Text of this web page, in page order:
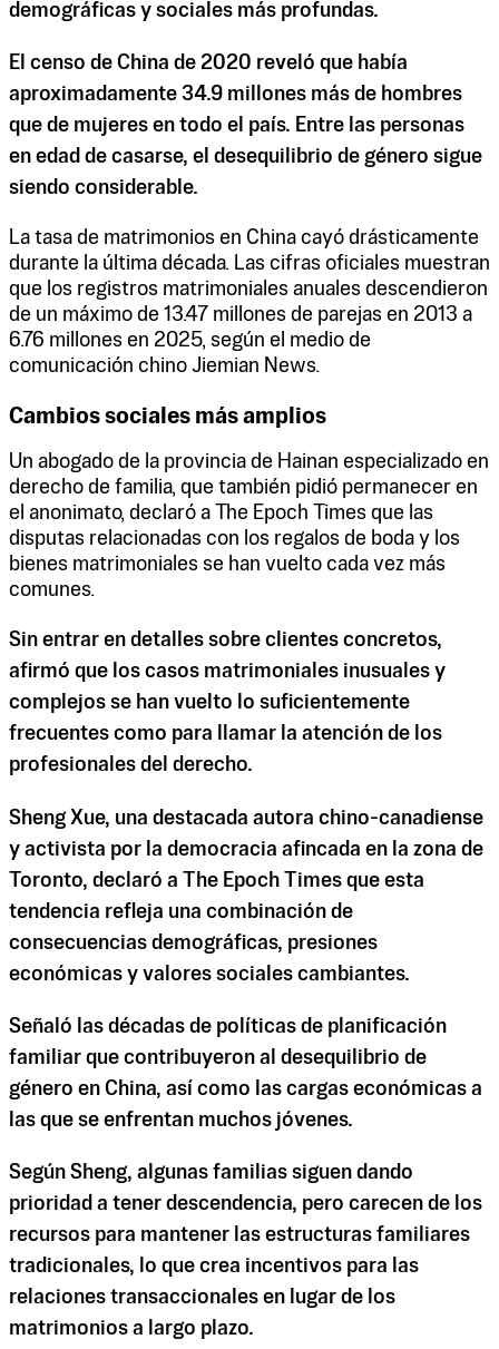
demográficas y sociales más profundas.
El censo de China de 2020 reveló que había
aproximadamente 34.9 millones más de hombres
que de mujeres en todo el país. Entre las personas
en edad de casarse, el desequilibrio de género sigue
siendo considerable.
La tasa de matrimonios en China cayó drásticamente
durante la última década. Las cifras oficiales muestran
que los registros matrimoniales anuales descendieron
de un máximo de 13.47 millones de parejas en 2013 a
6.76 millones en 2025, según el medio de
comunicación chino Jiemian News.
Cambios sociales más amplios
Un abogado de la provincia de Hainan especializado en
derecho de familia, que también pidió permanecer en
el anonimato, declaró a The Epoch Times que las
disputas relacionadas con los regalos de boda y los
bienes matrimoniales se han vuelto cada vez más
comunes.
Sin entrar en detalles sobre clientes concretos,
afirmó que los casos matrimoniales inusuales y
complejos se han vuelto lo suficientemente
frecuentes como para llamar la atención de los
profesionales del derecho.
Sheng Xue, una destacada autora chino-canadiense
y activista por la democracia afincada en la zona de
Toronto, declaró a The Epoch Times que esta
tendencia refleja una combinación de
consecuencias demográficas, presiones
económicas y valores sociales cambiantes.
Señaló las décadas de políticas de planificación
familiar que contribuyeron al desequilibrio de
género en China, así como las cargas económicas a
las que se enfrentan muchos jóvenes.
Según Sheng, algunas familias siguen dando
prioridad a tener descendencia, pero carecen de los
recursos para mantener las estructuras familiares
tradicionales, lo que crea incentivos para las
relaciones transaccionales en lugar de los
matrimonios a largo plazo.